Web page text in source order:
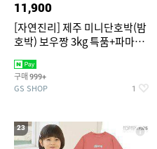
11,900
[자연진리] 제주 미니단호박(밤
호박) 보우짱 3kg 특품+파마산
구매 999+
GS SHOP 1
23